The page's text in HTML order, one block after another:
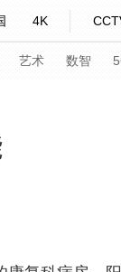
4K
艺术 数智